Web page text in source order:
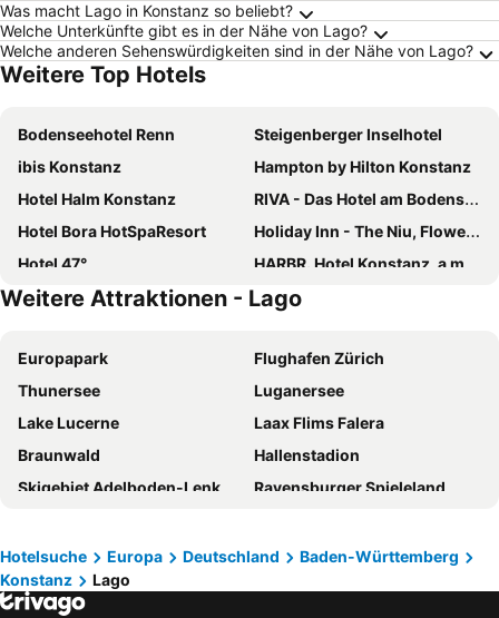
Was macht Lago in Konstanz so beliebt?
Welche Unterkünfte gibt es in der Nähe von Lago?
Welche anderen Sehenswürdigkeiten sind in der Nähe von Lago?
Weitere Top Hotels
Bodenseehotel Renn
Steigenberger Inselhotel
ibis Konstanz
Hampton by Hilton Konstanz
Hotel Halm Konstanz
RIVA - Das Hotel am Bodensee
Hotel Bora HotSpaResort
Holiday Inn - The Niu, Flower Konstanz By Ihg
Hotel 47°
HARBR. Hotel Konstanz, a member of Radisson Individuals
Parkhotel St. Leonhard
Hotel Kreuzlingen am Hafen
Hotel Bilger Eck
ibis Styles Konstanz
Flair Hotel zum Schiff
Romantik Hotel Barbarossa
Hotel Traube am See
Apartment Hotel Konstanz
Hotel Schiff Konstanz
Hotel Viva Sky
Seevilla
Hotel & Gästehaus Seehof
Gastehaus Centro
Seehotel Adler
Villa Barleben am See
Weitere Attraktionen - Lago
Europapark
Flughafen Zürich
Thunersee
Luganersee
Lake Lucerne
Laax Flims Falera
Braunwald
Hallenstadion
Skigebiet Adelboden-Lenk
Ravensburger Spieleland
Marché de Noël
Insel Mainau
Lago Maggiore
Hotelsuche Europa Deutschland
Baden-Württemberg
Konstanz
Lago